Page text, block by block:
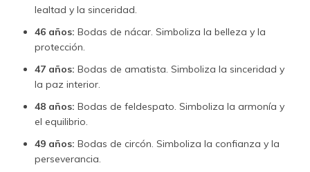
lealtad y la sinceridad.
46 años: Bodas de nácar. Simboliza la belleza y la
protección.
47 años: Bodas de amatista. Simboliza la sinceridad y
la paz interior.
48 años: Bodas de feldespato. Simboliza la armonía y
el equilibrio.
49 años: Bodas de circón. Simboliza la confianza y la
perseverancia.